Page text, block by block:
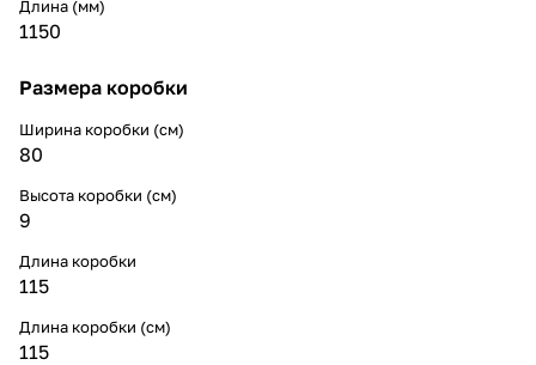
Длина (мм)
1150
Размера коробки
Ширина коробки (см)
80
Высота коробки (см)
9
Длина коробки
115
Длина коробки (см)
115